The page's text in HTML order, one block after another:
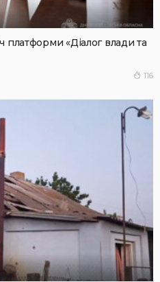
платформи «Діалог влади та
116